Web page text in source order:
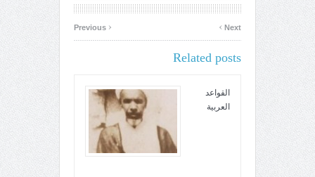
‹ Next
›
Related posts
القواعد
العربية